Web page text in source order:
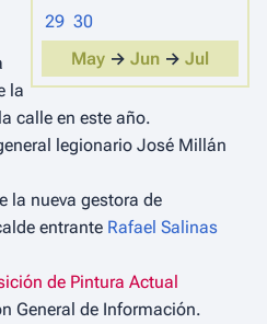
29 30
May → Jun → Jul
la
calle en este año.
legionario José Millán
la nueva gestora de
entrante Rafael Salinas
de Pintura Actual
General de Información.